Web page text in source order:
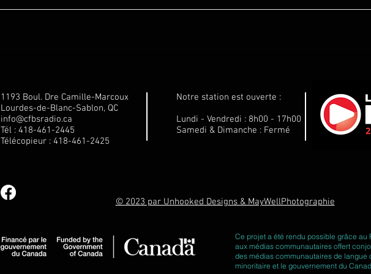
1193 Boul. Dre Camille-Marcoux
Lourdes-de-Blanc-Sablon, QC
info@cfbsradio.ca
Tél : 418-461-2445
Télécopieur : 418-461-2425
Notre station est ouverte :
Lundi - Vendredi : 8h00 - 17h00
Samedi & Dimanche : Fermé
© 2023 par Unhooked Designs & MayWellPhotographie
Ce projet a été rendu possible grâce au
aux médias communautaires offert
des médias communautaires de langue
minoritaire et le gouvernement du